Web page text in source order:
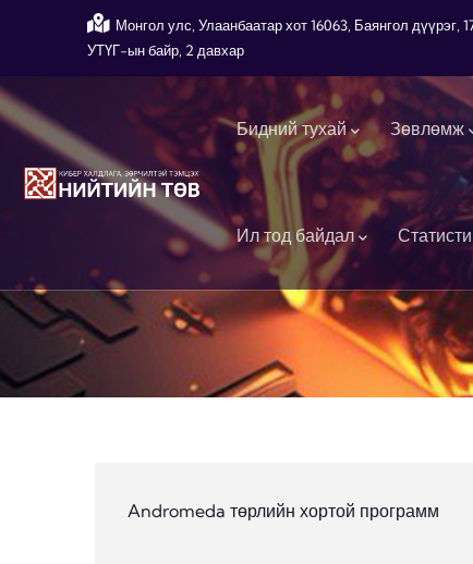
Skip to main contentМонгол улс, Улаанбаатар хот 16063, Баянгол
УТҮГ-ын байр, 2 давхар
Main navigation
Бидний тухай Зөвлөмж
Ил тод байдал
Andromeda төрлийн хортой программ